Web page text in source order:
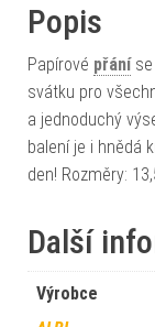
Popis
Papírové přáníse
svátku pro
a jednoduchý
balení je i hnědá
den! Rozměry:
Další
Výrobce